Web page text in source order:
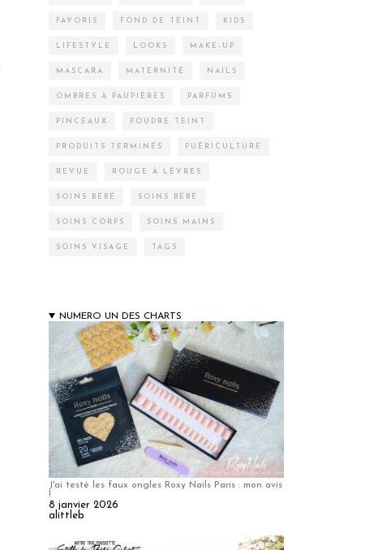
FAVORIS FOND DE TEINT KIDS
LIFESTYLE LOOKS MAKE-UP
MASCARA MATERNITÉ NAILS
OMBRES À PAUPIÈRES PARFUMS
PINCEAUX POUDRE TEINT
PRODUITS TERMINÉS PUÉRICULTURE
REVUE ROUGE À LÈVRES
SOINS BÉBÉ SOINS BÉBÉ
SOINS CORPS SOINS MAINS
SOINS VISAGE TAGS
NUMERO UN DES CHARTS
J'ai testé les faux ongles Roxy Nails Paris : mon avis
!
8 janvier 2026
alittleb